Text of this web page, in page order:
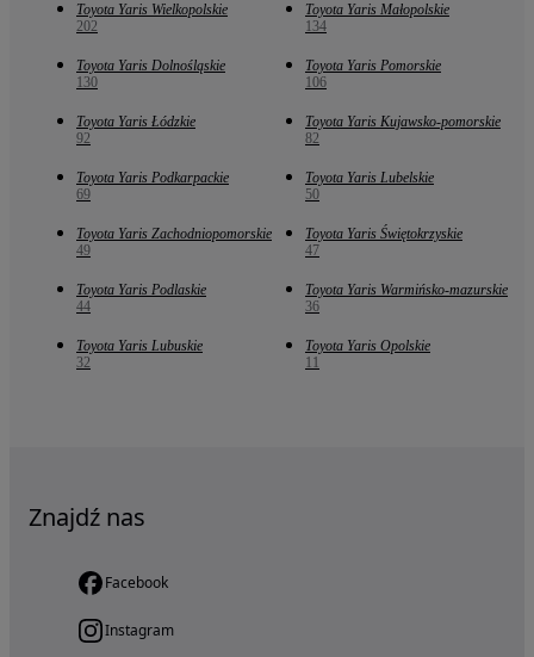
Toyota Yaris Wielkopolskie
202
Toyota Yaris Małopolskie
134
Toyota Yaris Dolnośląskie
130
Toyota Yaris Pomorskie
106
Toyota Yaris Łódzkie
92
Toyota Yaris Kujawsko-pomorskie
82
Toyota Yaris Podkarpackie
69
Toyota Yaris Lubelskie
50
Toyota Yaris Zachodniopomorskie
49
Toyota Yaris Świętokrzyskie
47
Toyota Yaris Podlaskie
44
Toyota Yaris Warmińsko-mazurskie
36
Toyota Yaris Lubuskie
32
Toyota Yaris Opolskie
11
Znajdź nas
Facebook
Instagram